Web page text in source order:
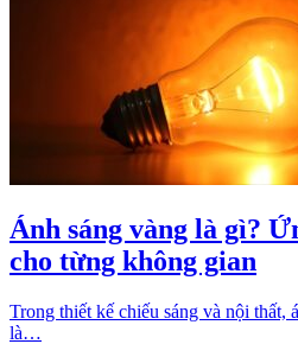
Ánh sáng vàng là gì?
cho từng không gian
Trong thiết kế chiếu sáng và nội thất,
là…